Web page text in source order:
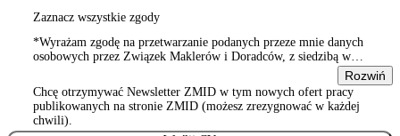
Zaznacz wszystkie zgody
*Wyrażam zgodę na przetwarzanie podanych przeze mnie danych
osobowych przez Związek Maklerów i Doradców, z siedzibą w
stowarzyszeń, innych organizacji społecznych i zawodowych,
Wyrażam zgodę na przetwarzanie podanych przeze mnie danych
osobowych przez Związek Maklerów i Doradców, z siedzibą w
Warszawie 00-815, ul. Sienna 93/2, wpisanym do rejestru
Rozwiń
Chcę otrzymywać Newsletter ZMID w tym nowych ofert pracy
publikowanych na stronie ZMID (możesz zrezygnować w każdej
chwili).